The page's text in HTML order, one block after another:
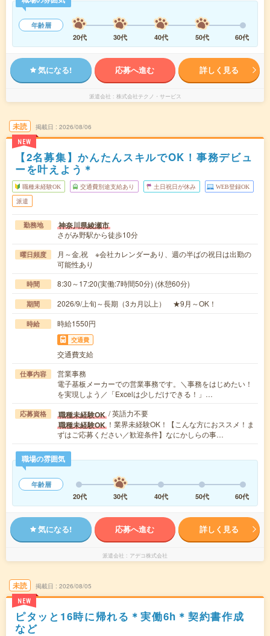
年齢層
20代
30代 40代 50代 60代
気になる! 応募へ進む 詳しく見る
派遣会社 株式会社テクノ・サービス
未読
NEW
掲載日 2026/08/06
【2名募集】かんたんスキルでOK！事務デビュ
ーを叶えよう＊
職種未経験OK 交通費別途支給あり 土日祝日が休み WEB登録OK
派遣
勤務地 神奈川県綾瀬市
さがみ野駅から徒歩10分
曜日頻度
月～金,祝 ※会社カレンダーあり、週の半ばの祝日は出勤の
可能性あり
時間 8:30～17:20(実働:7時間50分) (休憩60分)
期間 2026/9/上旬～長期（3カ月以上） ★9月～OK！
時給 時給1550円
交通費
交通費支給
仕事内容
営業事務
電子基板メーカーでの営業事務です。＼事務をはじめたい！
を実現しよう／「Excelは少しだけできる！」…
応募資格 職種未経験OK / 英語力不要
職種未経験OK ！業界未経験OK！【こんな方におススメ！ま
ずはご応募ください／歓迎条件】なにかしらの事…
職場の雰囲気
年齢層
20代
30代 40代 50代 60代
気になる! 応募へ進む 詳しく見る
派遣会社 アデコ株式会社
未読
NEW
掲載日 2026/08/05
ピタッと16時に帰れる＊実働6h＊契約書作成
など